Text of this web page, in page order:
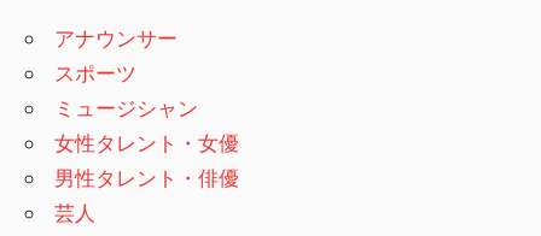
アナウンサー
スポーツ
ミュージシャン
女性タレント・女優
男性タレント・俳優
芸人